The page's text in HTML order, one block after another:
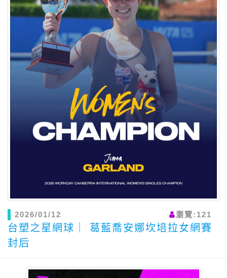
2026/01/12 瀏覽:121
台塑之星網球｜ 葛藍喬安娜坎培拉女網賽
封后